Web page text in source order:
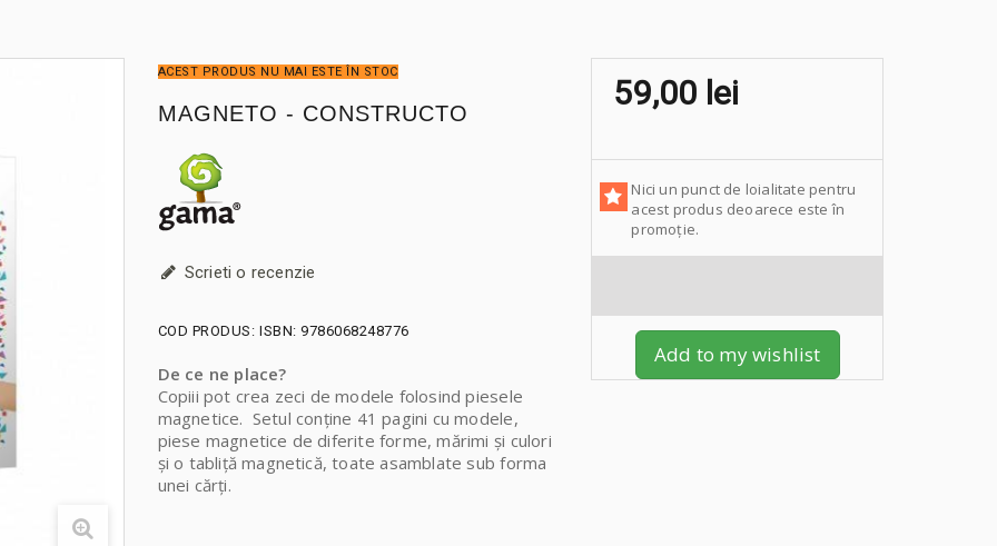
ACEST PRODUS NU MAI ESTE ÎN STOC
MAGNETO - CONSTRUCTO
Scrieti o recenzie
COD PRODUS: ISBN: 9786068248776
De ce ne place?
Copiii pot crea zeci de modele folosind piesele
magnetice. Setul conține 41 pagini cu modele,
piese magnetice de diferite forme, mărimi și culori
și o tabliță magnetică, toate asamblate sub forma
unei cărți.
59,00 lei
Nici un punct de loialitate pentru
acest produs deoarece este în
promoție.
Add to my wishlist